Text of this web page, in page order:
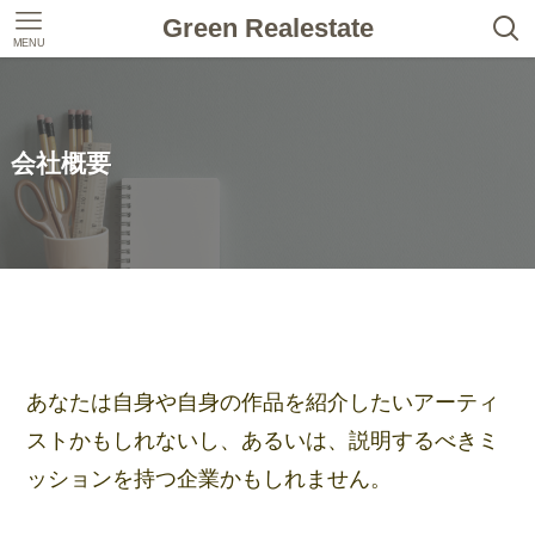
Green Realestate
MENU
会社概要
あなたは自身や自身の作品を紹介したいアーティ
ストかもしれないし、あるいは、説明するべきミ
ッションを持つ企業かもしれません。